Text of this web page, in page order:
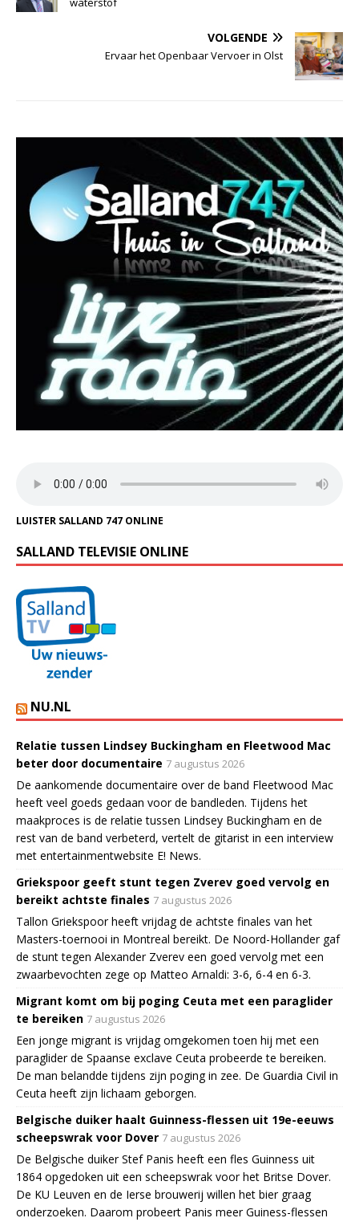
VOLGENDE
Ervaar het Openbaar Vervoer in Olst
LUISTER SALLAND 747 ONLINE
SALLAND TELEVISIE ONLINE
NU.NL
Relatie tussen Lindsey Buckingham en Fleetwood Mac
beter door documentaire 7 augustus 2026
De aankomende documentaire over de band Fleetwood Mac
heeft veel goeds gedaan voor de bandleden. Tijdens het
maakproces is de relatie tussen Lindsey Buckingham en de
rest van de band verbeterd, vertelt de gitarist in een interview
met entertainmentwebsite E! News.
Griekspoor geeft stunt tegen Zverev goed vervolg en
bereikt achtste finales 7 augustus 2026
Tallon Griekspoor heeft vrijdag de achtste finales van het
Masters-toernooi in Montreal bereikt. De Noord-Hollander gaf
de stunt tegen Alexander Zverev een goed vervolg met een
zwaarbevochten zege op Matteo Arnaldi: 3-6, 6-4 en 6-3.
Migrant komt om bij poging Ceuta met een paraglider
te bereiken 7 augustus 2026
Een jonge migrant is vrijdag omgekomen toen hij met een
paraglider de Spaanse exclave Ceuta probeerde te bereiken.
De man belandde tijdens zijn poging in zee. De Guardia Civil in
Ceuta heeft zijn lichaam geborgen.
Belgische duiker haalt Guinness-flessen uit 19e-eeuws
scheepswrak voor Dover 7 augustus 2026
De Belgische duiker Stef Panis heeft een fles Guinness uit
1864 opgedoken uit een scheepswrak voor het Britse Dover.
De KU Leuven en de Ierse brouwerij willen het bier graag
onderzoeken. Daarom probeert Panis meer Guiness-flessen